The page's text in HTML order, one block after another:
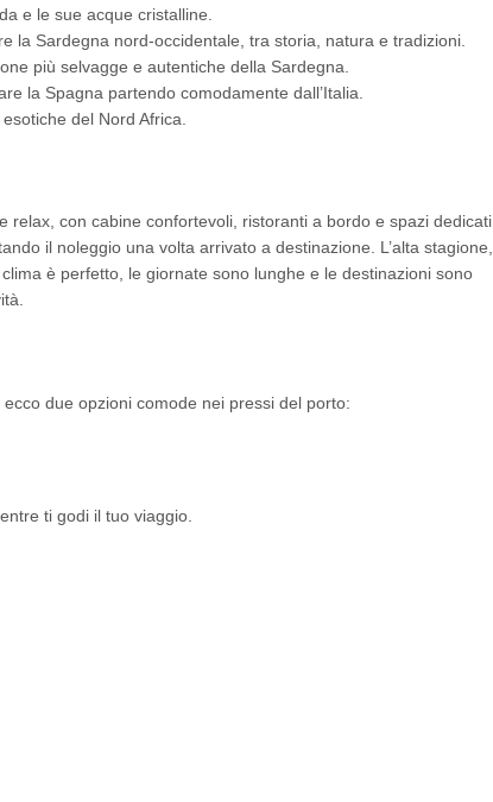
e le sue acque cristalline.
la Sardegna nord-occidentale, tra storia, natura e tradizioni.
più selvagge e autentiche della Sardegna.
la Spagna partendo comodamente dall’Italia.
del Nord Africa.
relax, con cabine confortevoli, ristoranti a bordo e spazi dedicati
il noleggio una volta arrivato a destinazione. L’alta stagione,
è perfetto, le giornate sono lunghe e le destinazioni sono
due opzioni comode nei pressi del porto:
ti godi il tuo viaggio.